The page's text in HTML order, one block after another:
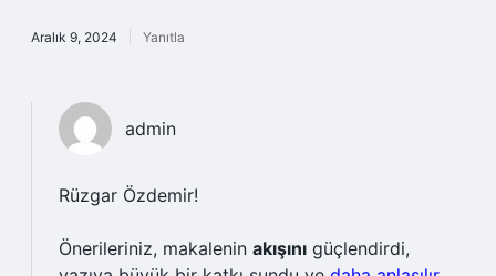
Aralık 9, 2024 Yanıtla
admin
Rüzgar Özdemir!
Önerileriniz, makalenin akışını güçlendirdi,